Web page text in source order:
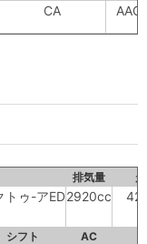
CA AAC
排気量
トゥ-アED2920cc
シフト AC